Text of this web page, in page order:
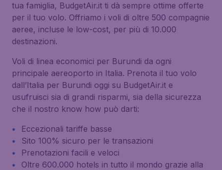
tua famiglia, BudgetAir.it ti dà sempre ottime offerte
per il tuo volo. Offriamo i voli di oltre 500 compagnie
aeree, incluse le low-cost, per più di 10.000
destinazioni.
Voli di linea economici per Burundi da ogni
principale aereoporto in Italia. Prenota il tuo volo
dall’Italia per Burundi oggi su BudgetAir.it e
usufruisci sia di grandi risparmi, sia della sicurezza
che il nostro know how può darti:
Eccezionali tariffe basse
Sito 100% sicuro per le transazioni
Prenotazioni facili e veloci
Oltre 600.000 hotels in tutto il mondo grazie alla